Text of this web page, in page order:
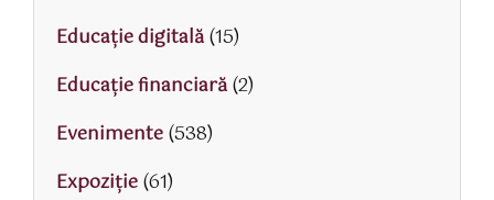
Educaţie digitală(15)
Educaţie financiară(2)
Evenimente(538)
Expoziție(61)